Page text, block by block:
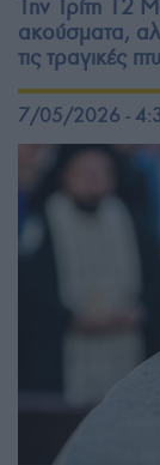
Την Τρίτη 12
ακούσματα,
τις τραγικές
7/05/2026 -